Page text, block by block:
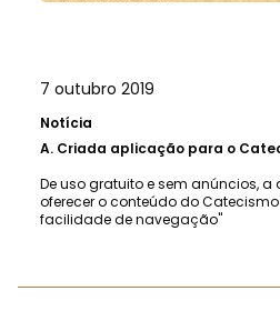
7 outubro 2019
Notícia
A. Criada aplicação para o
De uso gratuito e sem anúncios,
oferecer o conteúdo do
facilidade de navegação"